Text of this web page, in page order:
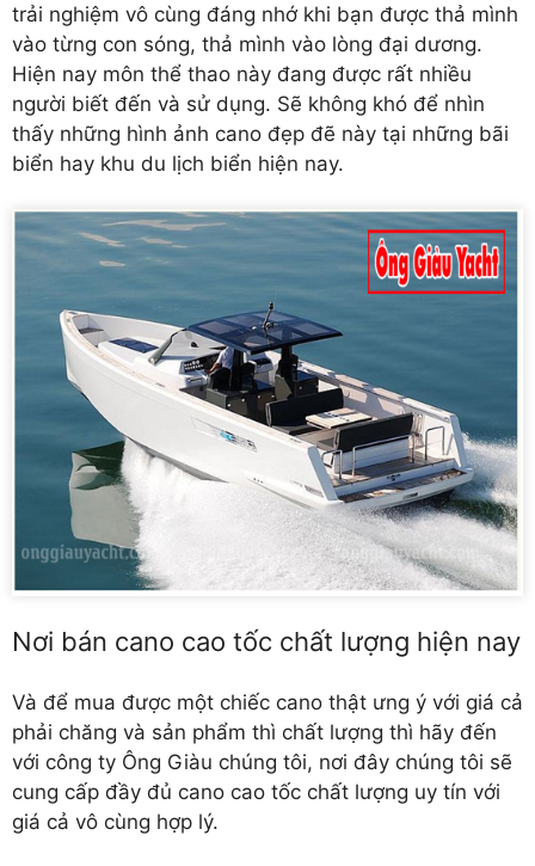
trải nghiệm vô cùng đáng nhớ khi bạn được thả mình
vào từng con sóng, thả mình vào lòng đại dương.
Hiện nay môn thể thao này đang được rất nhiều
người biết đến và sử dụng. Sẽ không khó để nhìn
thấy những hình ảnh cano đẹp đẽ này tại những bãi
biển hay khu du lịch biển hiện nay.
Nơi bán cano cao tốc chất lượng hiện nay
Và để mua được một chiếc cano thật ưng ý với giá cả
phải chăng và sản phẩm thì chất lượng thì hãy đến
với công ty Ông Giàu chúng tôi, nơi đây chúng tôi sẽ
cung cấp đầy đủ cano cao tốc chất lượng uy tín với
giá cả vô cùng hợp lý.